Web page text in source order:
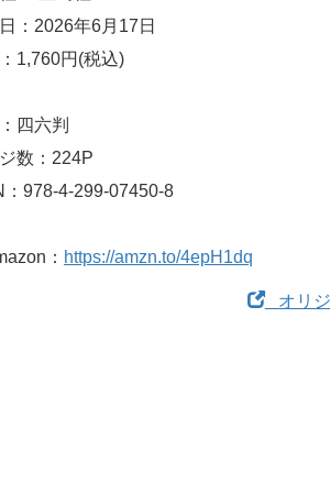
：2026年6月17日
1,760円(税込)
四六判
数：224P
：978-4-299-07450-8
： https://amzn.to/4epH1dq
オリジ